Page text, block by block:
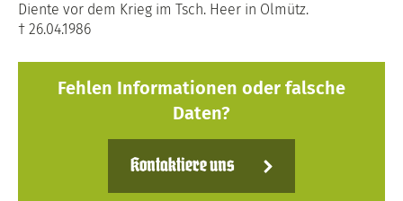
Diente vor dem Krieg im Tsch. Heer in Olmütz.
† 26.04.1986
Fehlen Informationen oder falsche
Daten?
Kontaktiere uns